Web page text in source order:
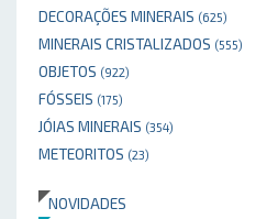
DECORAÇÕES MINERAIS (625)
MINERAIS CRISTALIZADOS (555)
OBJETOS (922)
FÓSSEIS (175)
JÓIAS MINERAIS (354)
METEORITOS (23)
NOVIDADES